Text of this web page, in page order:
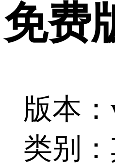
免费
版本
类别